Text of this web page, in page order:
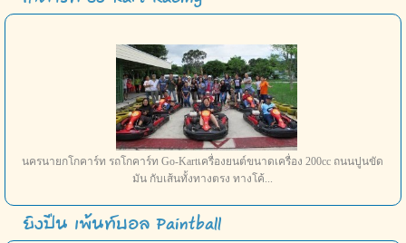
นครนายกโกคาร์ท รถโกคาร์ท Go-Kartเครื่องยนต์ขนาดเครื่อง 200cc ถนนปูนขัด
มัน กับเส้นทั้งทางตรง ทางโค้...
ยิงปืน เพ้นท์บอล Paintball